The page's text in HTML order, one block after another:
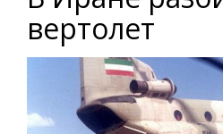
вертолет